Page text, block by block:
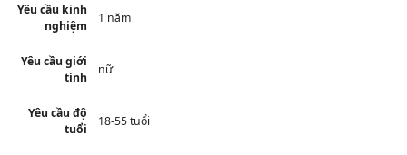
Yêu cầu kinh
nghiệm
1 năm
Yêu cầu giới
tính
nữ
Yêu cầu độ
tuổi
18-55 tuổi